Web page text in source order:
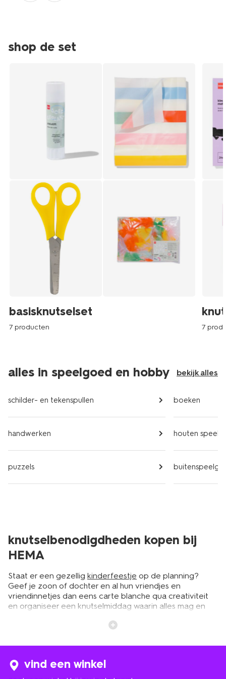
shop de set
basisknutselset
7 producten 7
alles in speelgoed en hobby bekijk alles
schilder- en tekenspullen
handwerken
puzzels
boeken
houten
knutselbenodigdheden kopen bij
HEMA
Staat er een gezellig kinderfeestje op de planning?
Geef je zoon of dochter en al hun vriendjes en
vriendinnetjes dan eens carte blanche qua creativiteit
en organiseer een knutselmiddag waarin alles mag en
afneembaar knutselkleed op de tafel, voordat je alle
er dan ook eentje op de grond, onder de tafel. Trek de
te beschermen. Zet daarna de tafel vol met de leukste
benodigdheden, zoals gekleurd papier, plakstiften, lijm,
vind een winkel